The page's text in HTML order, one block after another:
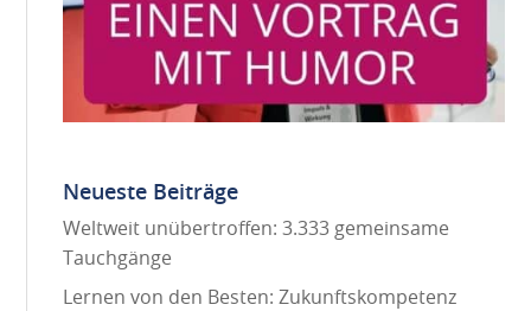
Neueste Beiträge
Weltweit unübertroffen: 3.333 gemeinsame
Tauchgänge
Lernen von den Besten: Zukunftskompetenz